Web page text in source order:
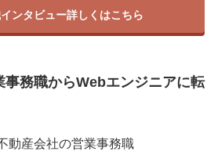
ンタビュー詳しくはこちら
事務職からWebエンジニアに転
動産会社の営業事務職